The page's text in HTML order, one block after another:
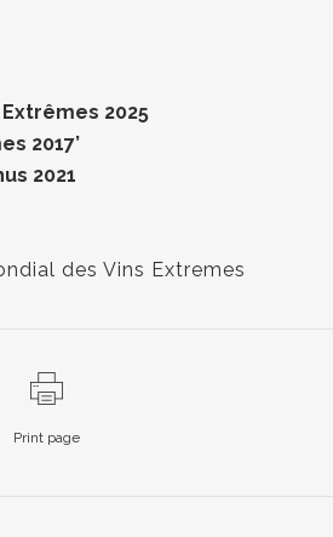
2025
2017’
2021
des Vins Extremes
Print page